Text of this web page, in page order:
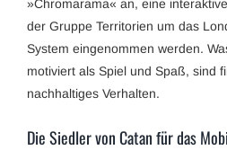
»Chromarama« an, eine
der Gruppe Territorien um das
System eingenommen werden.
motiviert als Spiel und Spaß, sind
nachhaltiges Verhalten.
Die Siedler von Catan für das